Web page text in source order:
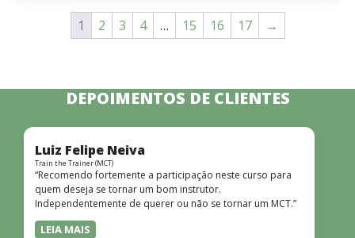
1 2 3 4 … 15 16 17 →
DEPOIMENTOS DE CLIENTES
Luiz Felipe Neiva
Train the Trainer (MCT)
“Recomendo fortemente a participação neste curso para
quem deseja se tornar um bom instrutor.
Independentemente de querer ou não se tornar um MCT.”
LEIA MAIS